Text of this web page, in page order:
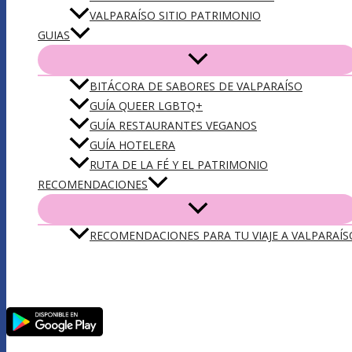
VALPARAÍSO SITIO PATRIMONIO
GUIAS
BITÁCORA DE SABORES DE VALPARAÍSO
GUÍA QUEER LGBTQ+
GUÍA RESTAURANTES VEGANOS
GUÍA HOTELERA
RUTA DE LA FÉ Y EL PATRIMONIO
RECOMENDACIONES
RECOMENDACIONES PARA TU VIAJE A